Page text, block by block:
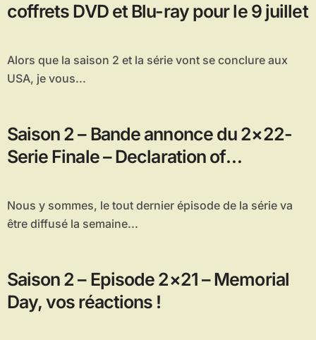
coffrets DVD et Blu-ray pour le 9 juillet
Alors que la saison 2 et la série vont se conclure aux
USA, je vous...
Saison 2 – Bande annonce du 2×22-
Serie Finale – Declaration of
Nous y sommes, le tout dernier épisode de la série va
être diffusé la semaine...
Saison 2 – Episode 2×21 – Memorial
Day, vos réactions !